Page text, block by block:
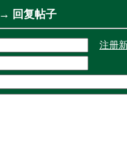
→ 回复帖子
注册